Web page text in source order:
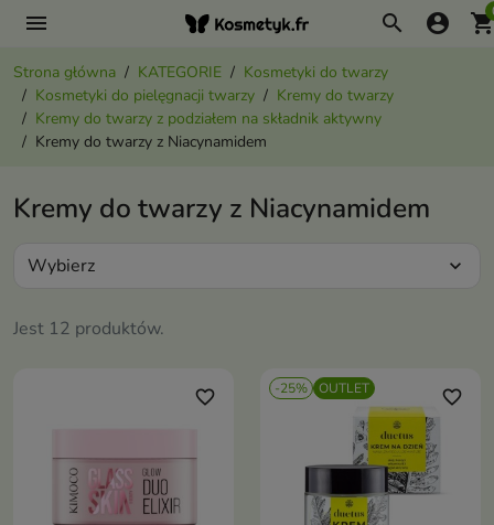
menu search account_circle
Strona główna KATEGORIE
Kosmetyki do twarzy
Kosmetyki do pielęgnacji twarzy
Kremy do twarzy
Kremy do twarzy z podziałem na składnik aktywny
Kremy do twarzy z Niacynamidem
Kremy do twarzy z Niacynamidem
Jest 12 produktów.
Wybierz expand_more
favorite_border -25% OUTLET favorite_border